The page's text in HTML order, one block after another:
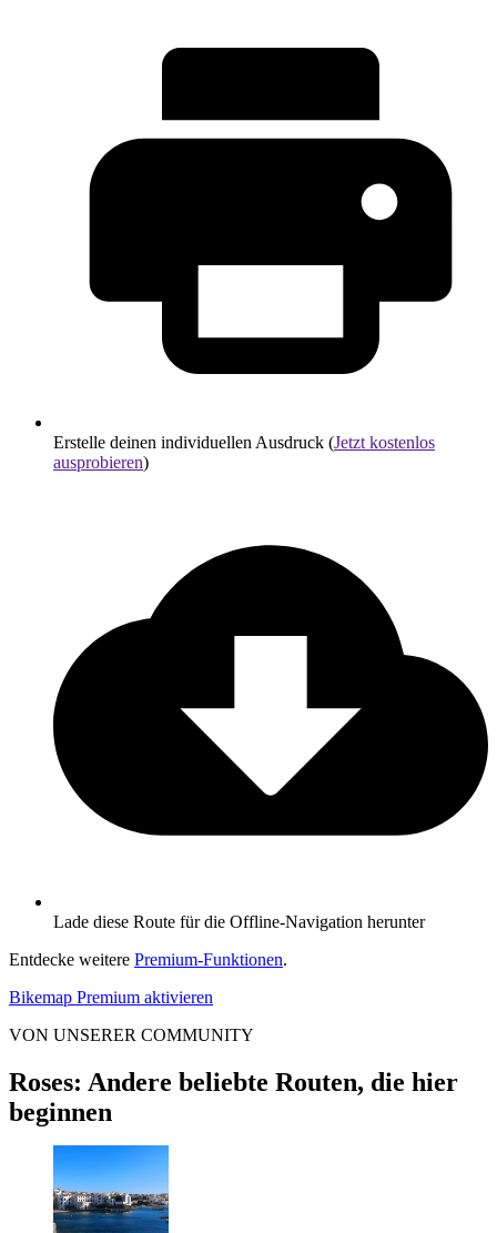
Erstelle deinen individuellen Ausdruck (Jetzt kostenlos
ausprobieren)
Lade diese Route für die Offline-Navigation herunter
Entdecke weitere Premium-Funktionen.
Bikemap Premium aktivieren
VON UNSERER COMMUNITY
Roses: Andere beliebte Routen, die hier
beginnen